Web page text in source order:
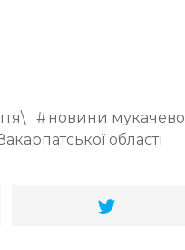
новини мукачево
області